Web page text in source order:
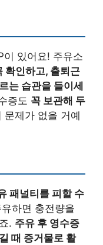
이 있어요! 주유소
확인하고, 출퇴근
는 습관을 들이세
증도 꼭 보관해 두
문제가 없을 거예
패널티를 피할 수
하면 충전량을
. 주유 후 영수증
때 증거물로 활